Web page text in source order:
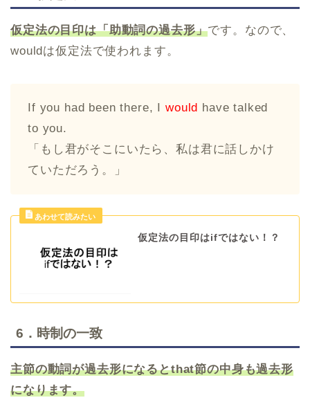
仮定法の目印は「助動詞の過去形」です。なので、
wouldは仮定法で使われます。
If you had been there, I would have talked
to you.
「もし君がそこにいたら、私は君に話しかけ
ていただろう。」
仮定法の目印はifではない！？
6．時制の一致
主節の動詞が過去形になるとthat節の中身も過去形
になります。